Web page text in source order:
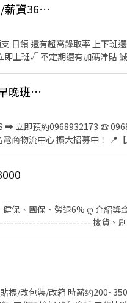
例不一定 2.要知道如何電腦
室軟體操作 4.文書理貨員為主
【上班時間】 日班：
💰【薪資待遇】 ➡️理貨日班
＝＝＝＝＝＝＝＝＝ ✅【上班
市觀音區寶倉街108號5樓 ＝
🚚🚚 🚚詳細交通車路線可
休制 (依現場人力狀況靈活調配
領服務💲日領$1,500 ➡️加班
工業大電風扇，遠離悶熱，保
動力，荷包賺滿滿！ ＝＝＝＝
D-觀音區理貨人員/【徵周休.排休.暑期工.假日工讀】/薪資36k起/免費交通車
日領 還有超高錄取率 上下班
上班√ 不定期還有加碼津貼
下姓名電話 截圖詢問我唷
觀音🚀酷澎TAO5電商理貨&堆高機員💥薪210-240🍍早晚班🌈平日假日班可選R
通車上下班 ✅ 勞保、健保、
約面
保、團保、勞退6% ღ 介紹獎
撿貨、刷條碼
選] TAO5園市觀音區寶倉街
360 找妤兒 ✆ 連絡電話：
標/改包裝/改箱 時薪约